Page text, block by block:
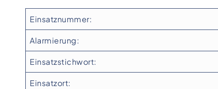
Einsatznummer:
Alarmierung:
Einsatzstichwort:
Einsatzort: